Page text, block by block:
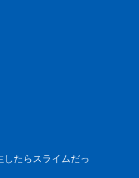
したらスライムだっ